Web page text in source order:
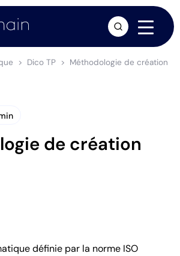
Dico TP Méthodologie de création
de création
définie par la norme ISO
arrow_forward